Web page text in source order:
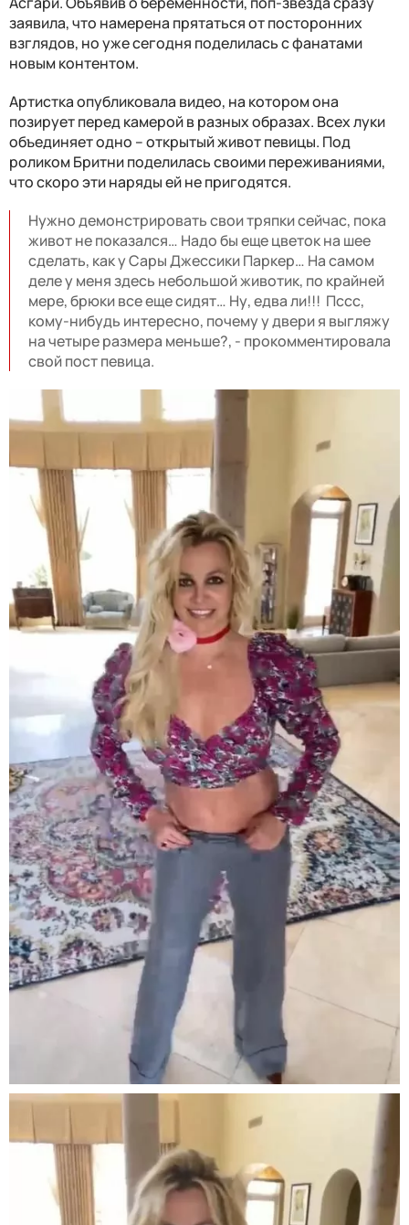
заявила, что намерена прятаться от посторонних
взглядов, но уже сегодня поделилась с фанатами
новым контентом.
Артистка опубликовала видео, на котором она
позирует перед камерой в разных образах. Всех луки
объединяет одно – открытый живот певицы. Под
роликом Бритни поделилась своими переживаниями,
что скоро эти наряды ей не пригодятся.
Нужно демонстрировать свои тряпки сейчас, пока
живот не показался… Надо бы еще цветок на шее
сделать, как у Сары Джессики Паркер… На самом
деле у меня здесь небольшой животик, по крайней
мере, брюки все еще сидят… Ну, едва ли!!! Пссс,
кому-нибудь интересно, почему у двери я выгляжу
на четыре размера меньше?, - прокомментировала
свой пост певица.